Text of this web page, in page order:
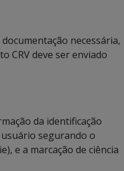
necessária,
CRV deve ser enviado
da identificação
segurando o
e a marcação de ciência